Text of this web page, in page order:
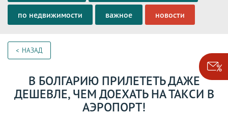
по недвижимости важное новости
НАЗАД
В БОЛГАРИЮ ПРИЛЕТЕТЬ ДАЖЕ
ДЕШЕВЛЕ, ЧЕМ ДОЕХАТЬ НА ТАКСИ В
АЭРОПОРТ!